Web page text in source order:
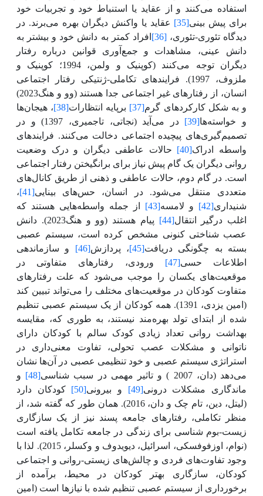
استفاده می‌کنند و از عقاید یا استنباط خود و تجربیات خود
برای پیش بینی[35] عقاید یا واکنش دیگران بهره می‌برند. در
دیدگاه تئوری-تئوری،[36] افراد کمتر به دانش خود و بیشتر به
دانش عینی، مشاهدات و جمع‌آوری قوانین درباره رفتار
دیگران توجه می‌کنند (کوپنیک و ولمن، 1994؛ کوپنیک و
ملزوف، 1997).
فرایندهای تکاملی-ژنتیکی رفتار اجتماعی
انسان، از رفتارهای غیر اجتماعی جدا هستند (وو و هنگ2023)
و به شکل کارکردهای گرم[37] برپایه انتظارات[38]، هیجان‌ها
و خواسته‌ها[39]
در می‌آید (نجاتی، تاجمیری، 1397) و در
تصمیمگیری‌های پیچیده اجتماعی دخالت می‌کنند. فرایندهای
واسطه ادراک[40] حالات عاطفی دیگران و درک وضعیت
روانی دیگران یک گام پیش نیاز برای برانگیختن رفتار اجتماعی
است. در گام دوم، حالات عاطفی و ذهنی از طریق کانال‌های
متعددی منتقل می‌شود. در انسان، حس‌های بینایی[41]،
شنیداری[42] و لامسه[43] از جمله واسطه‌هایی هستند که
اغلب درگیر انتقال[44]
پیام هستند (وو و هنگ2023). دانش
عصب شناختی کنونی مشخص کرده است، سیستم عصبی
بسته به چگونگی دریافت[45]، پردازش[46] و سازماندهی
اطلاعات حسی[47] ورودی، رفتارهای متفاوتی در
موقعیت‌های یکسان را موجب می‌شود که علت رفتارهای
متفاوت کودکان در موقعیت‌های مختلف را می‌تواند تبیین کند
(امین یزدی، 1391).
همه کودکان از یک سیستم عصبی تنظیم
شده از ابتدای تولد بهره‌مند نیستند، به طوری که، مقایسه
بهداشت روانی تعداد زیادی کودک سالم با کودکان دارای
ناتوانی و مشکلات عصب تحولی، تفاوت معنی‌داری در
استراتژی سیستم عصبی و خود تنظیمی عصبی در آن‌ها نشان
می‌دهد(دان، 2007 ) و تاثیر مهمی در سبب شناسی[48] و
ماندگاری مشکلات درونی[49] و بیرونی[50] کودکان دارد
(لیتل، دین، تام چک و دان، 2016).
همان طور که گفته شد، از
منظر تکاملی، رفتارهای جامعه پسند نیز از یک سازگاری
زیست-بوم شناسی برای زندگی در جامعه تکامل یافته است
(نوام، اوزفوفسکی، اسرائیل، دیویدوف و وکسلر، 2015). لذا با
وجود تفاوت‌های فردی و چالش‌های زیستی-روانی و اجتماعی
کودکان، سازگاری بهتر کودکان در محیط، برآمده از
برخورداری از سیستم عصبی تنظیم شده با نیازها است (امین